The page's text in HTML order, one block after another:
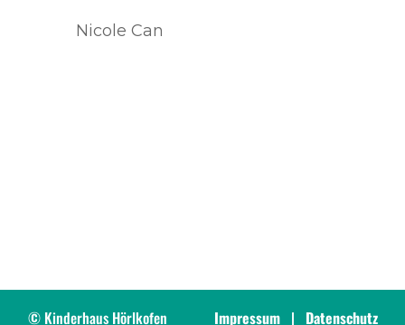
Nicole Can
© Kinderhaus Hörlkofen Impressum| Datenschutz